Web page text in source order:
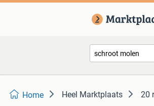
Home Heel Marktplaats 20